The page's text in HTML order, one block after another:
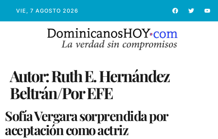
VIE, 7 AGOSTO 2026
Autor:Ruth E. Hernández
Beltrán/Por EFE
Sofía Vergara sorprendida por
aceptación como actriz